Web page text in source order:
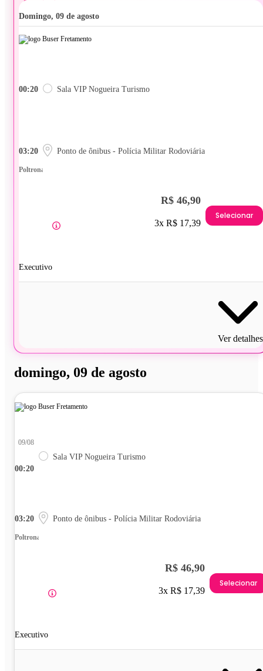
domingo, 09 de agosto
00:20 Sala VIP Nogueira Turismo
03:20 Ponto de ônibus - Polícia Militar Rodoviária
Poltrona
Executivo
R$ 46,90
3x R$ 17,39
Selecionar
Ver detalhes
domingo, 09 de agosto
00:20
09/08
Sala VIP Nogueira Turismo
03:20 Ponto de ônibus - Polícia Militar Rodoviária
Poltrona
Executivo
R$ 46,90
3x R$ 17,39
Selecionar